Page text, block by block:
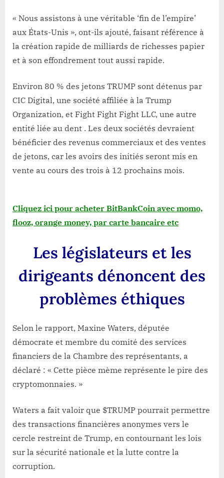
« Nous assistons à une véritable ‘fin de l’empire’
aux États-Unis », ont-ils ajouté, faisant référence à
la création rapide de milliards de richesses papier
et à son effondrement tout aussi rapide.
Environ 80 % des jetons TRUMP sont détenus par
CIC Digital, une société affiliée à la Trump
Organization, et Fight Fight Fight LLC, une autre
entité liée au dent . Les deux sociétés devraient
bénéficier des revenus commerciaux et des ventes
de jetons, car les avoirs des initiés seront mis en
vente au cours des trois à 12 prochains mois.
Cliquez ici pour acheter BitBankCoin avec momo,
flooz, orange money, par carte bancaire etc
Les législateurs et les
dirigeants dénoncent des
problèmes éthiques
Selon le rapport, Maxine Waters, députée
démocrate et membre du comité des services
financiers de la Chambre des représentants, a
déclaré : « Cette pièce mème représente le pire des
cryptomonnaies. »
Waters a fait valoir que $TRUMP pourrait permettre
des transactions financières anonymes vers le
cercle restreint de Trump, en contournant les lois
sur la sécurité nationale et la lutte contre la
corruption.